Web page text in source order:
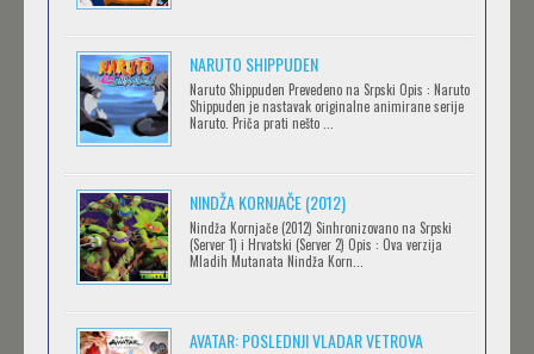
SOVA I EKIPA
Feb 12 2023 |Gledaj »
BLOODIVORES
Feb 12 2023 |Gledaj »
AVANTURE KIDA OPASNOST
Feb 12 2023 |Gledaj »
NARUTO SHIPPUDEN
Naruto Shippuden Prevedeno na Srpski Opis : Naruto
Shippuden je nastavak originalne animirane serije
Naruto. Priča prati nešto ...
NINDŽA KORNJAČE (2012)
Nindža Kornjače (2012) Sinhronizovano na Srpski
(Server 1) i Hrvatski (Server 2) Opis : Ova verzija
Mladih Mutanata Nindža Korn...
AVATAR: POSLEDNJI VLADAR VETROVA